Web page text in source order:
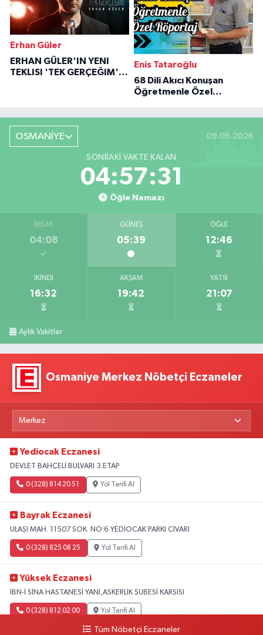
Erhan Güler
ERHAN GÜLER'IN YENI
TEKLISI 'TEK GERÇEĞIM'LE
Enis Tataroğlu
68 Dili Akıcı Konuşan
Öğretmenle Özel
OSMANİYE 09.08.2026
SONRAKI VAKTE KALAN
04:57:30
Öğle Namazı
İMSAK
04:08
GÜNEŞ
05:39
ÖĞLE
12:46
İKINDI
16:32
AKŞAM
19:42
YATSI
21:07
Aylık Vakitler
Osmaniye Merkez Nöbetçi Eczaneler
Yediocak Eczanesi
DEVLET BAHÇELİ BULVARI 3.ETAP
0 (328) 814 20 51 Yol Tarifi Al
Bayrak Eczanesi
ULAŞI MAH. 11507 SOK. NO:6 YEDİOCAK PARKI CİVARI
0 (328) 825 08 25 Yol Tarifi Al
Yüksek Eczanesi
İBN-İ SİNA HASTANESİ YANI,ASKERLİK ŞUBESİ KARŞISI
0 (328) 812 02 00 Yol Tarifi Al
Tüm Nöbetçi Eczaneler